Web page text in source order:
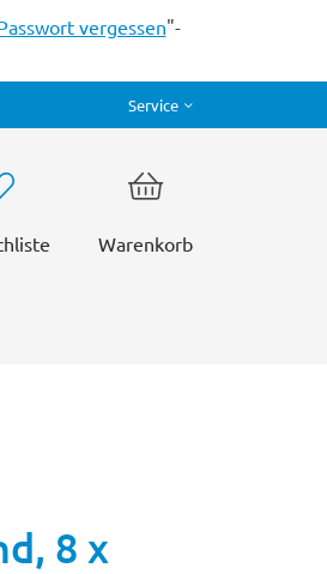
vergessen"-
Service
Warenkorb
8 x